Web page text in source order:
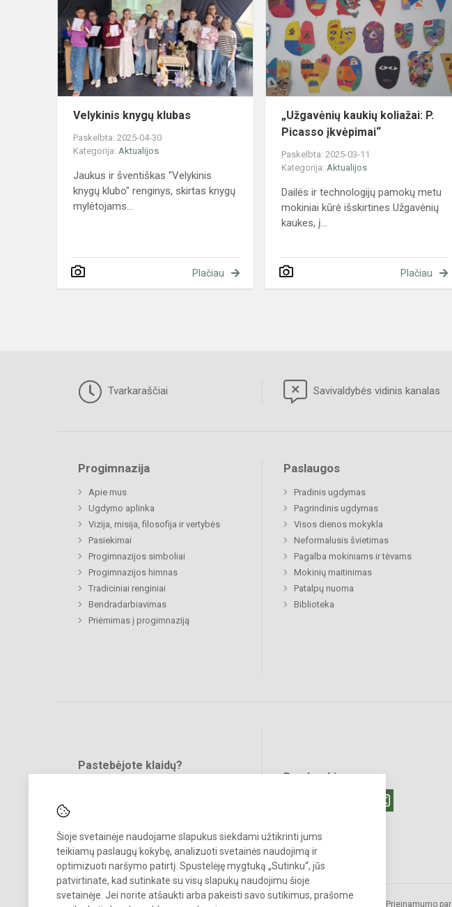
Šioje svetainėje naudojame slapukus siekdami užtikrinti jums
teikiamų paslaugų kokybę, analizuoti svetainės naudojimą ir
optimizuoti naršymo patirtį. Spustelėję mygtuką „Sutinku“, jūs
patvirtinate, kad sutinkate su visų slapukų naudojimu šioje
svetainėje. Jei norite atšaukti arba pakeisti savo sutikimus, prašome
klubas
Velykinis knygų klubas
Paskelbta: 2025-04-30
Kategorija: Aktualijos
Jaukus ir šventiškas "Velykinis
knygų klubo" renginys, skirtas knygų
mylėtojams...
Plačiau
„Užgavėnių kaukių koliažai: P.
Picasso įkvėpimai“
Paskelbta: 2025-03-11
Kategorija: Aktualijos
Dailės ir technologijų pamokų metu
mokiniai kūrė išskirtines Užgavėnių
kaukes, į...
Plačiau
Tvarkaraščiai Savivaldybės vidinis kanalas
Progimnazija
Apie mus
Ugdymo aplinka
Vizija, misija, filosofija ir vertybės
Pasiekimai
Progimnazijos simboliai
Progimnazijos himnas
Tradiciniai renginiai
Bendradarbiavimas
Priėmimas į progimnaziją
Paslaugos
Pradinis ugdymas
Pagrindinis ugdymas
Visos dienos mokykla
Neformalusis švietimas
Pagalba mokiniams ir tėvams
Mokinių maitinimas
Patalpų nuoma
Biblioteka
Pastebėjote klaidų?
Bendraukime
© 2024. Vilniaus Jeruzalės progimnazija. Visos teisės saugomos. Prieinamumo